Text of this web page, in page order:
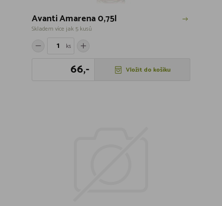
Avanti Amarena 0,75l
Skladem více jak 5 kusů
ks
66,- Vložit do košíku